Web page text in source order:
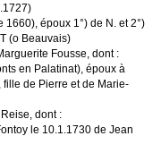
1660), époux 1°) de N. et 2°)
(o Beauvais)
Fousse, dont :
en Palatinat), époux à
de Pierre et de Marie-
dont :
le 10.1.1730 de Jean